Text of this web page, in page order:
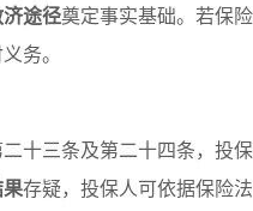
途径奠定事实基础。若保
务。
十三条及第二十四条，投
存疑，投保人可依据保险